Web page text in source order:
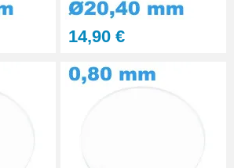
Kit polissage pâte diamantée
matériaux durs 6 seringues
14,90 €